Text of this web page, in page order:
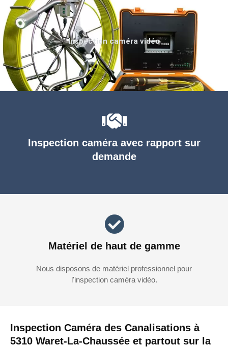
Inspection Caméra des Canalisations à
5310 Waret-La-Chaussée et partout sur la
Inspection caméra avec rapport sur
demande
Matériel de haut de gamme
Nous disposons de matériel professionnel pour
l'inspection caméra vidéo.
Inspection caméra vidéo